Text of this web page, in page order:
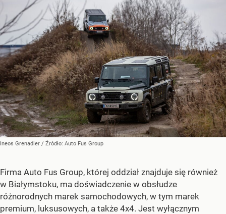
Ineos Grenadier / Źródło: Auto Fus Group
Firma Auto Fus Group, której oddział znajduje się również
w Białymstoku, ma doświadczenie w obsłudze
różnorodnych marek samochodowych, w tym marek
premium, luksusowych, a także 4x4. Jest wyłącznym